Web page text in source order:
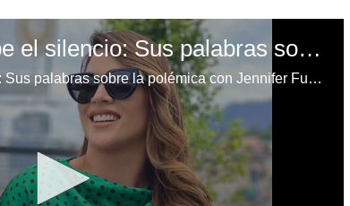
Carolina Lanza rompe el silencio: Sus palabras sobre la polémica con Jennifer Funes
Carolina Lanza rompe el silencio: Sus palabras sobre la polémica con Jennifer Funes.